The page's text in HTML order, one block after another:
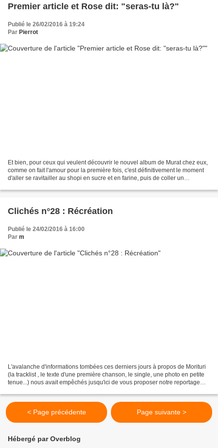
Premier article et Rose dit: "seras-tu là?"
Publié le 26/02/2016 à 19:24
Par Pierrot
Et bien, pour ceux qui veulent découvrir le nouvel album de Murat chez eux,
comme on fait l'amour pour la première fois, c'est définitivement le moment
d'aller se ravitailler au shopi en sucre et en farine, puis de coller un
Clichés n°28 : Récréation
Publié le 24/02/2016 à 16:00
Par m
L'avalanche d'informations tombées ces derniers jours à propos de Morituri
(la tracklist , le texte d'une première chanson, le single, une photo en petite
tenue...) nous avait empêchés jusqu'ici de vous proposer notre reportage
< Page précédente Page suivante >
Hébergé par Overblog